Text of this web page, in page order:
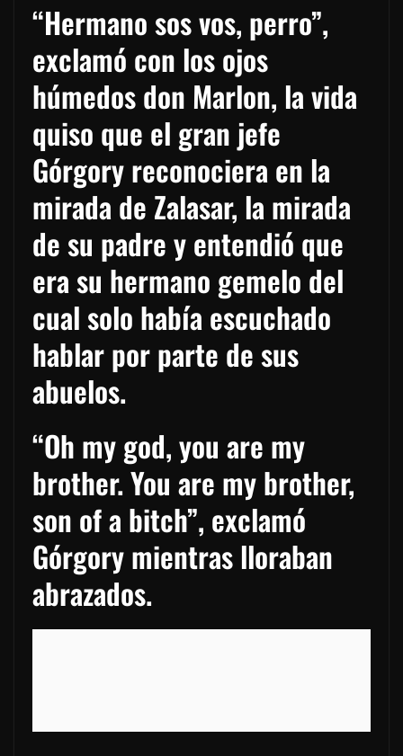
“Hermano sos vos, perro”,
exclamó con los ojos
húmedos don Marlon, la vida
quiso que el gran jefe
Górgory reconociera en la
mirada de Zalasar, la mirada
de su padre y entendió que
era su hermano gemelo del
cual solo había escuchado
hablar por parte de sus
abuelos.
“Oh my god, you are my
brother. You are my brother,
son of a bitch”, exclamó
Górgory mientras lloraban
abrazados.